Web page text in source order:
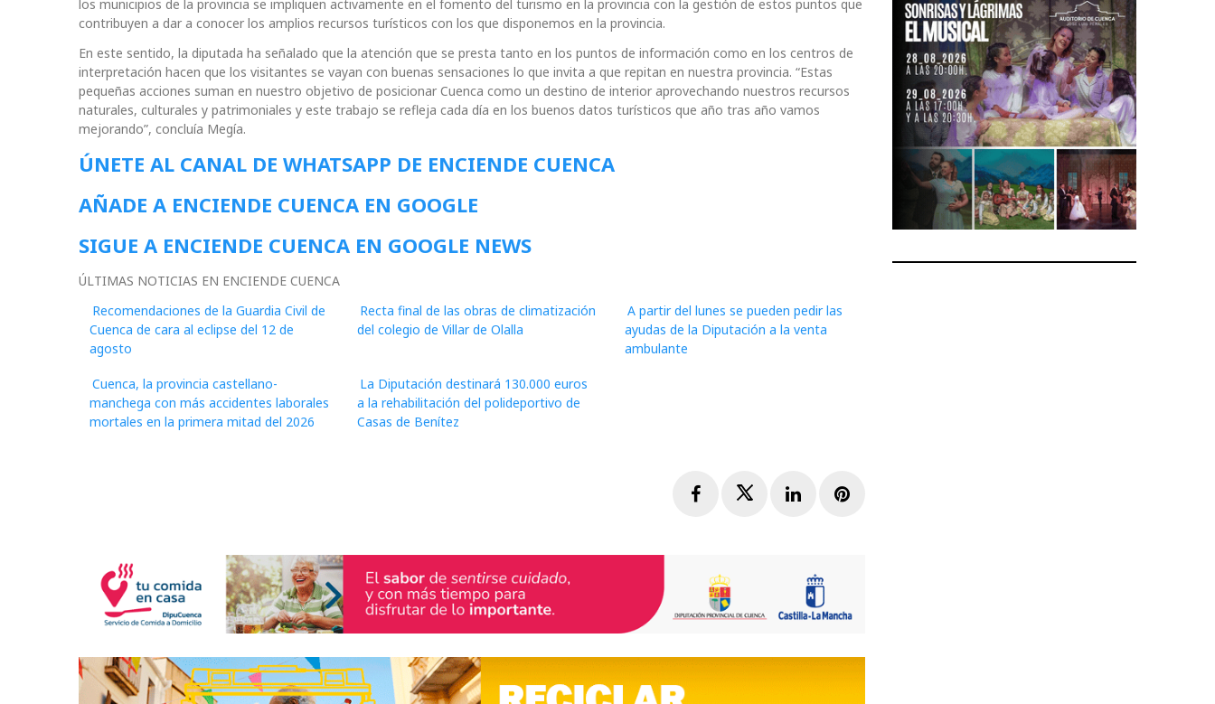
los municipios de la provincia se impliquen activamente en el fomento del turismo en la provincia con la gestión de estos puntos que
contribuyen a dar a conocer los amplios recursos turísticos con los que disponemos en la provincia.
En este sentido, la diputada ha señalado que la atención que se presta tanto en los puntos de información como en los centros de
interpretación hacen que los visitantes se vayan con buenas sensaciones lo que invita a que repitan en nuestra provincia. “Estas
pequeñas acciones suman en nuestro objetivo de posicionar Cuenca como un destino de interior aprovechando nuestros recursos
naturales, culturales y patrimoniales y este trabajo se refleja cada día en los buenos datos turísticos que año tras año vamos
mejorando”, concluía Megía.
ÚNETE AL CANAL DE WHATSAPP DE ENCIENDE CUENCA
AÑADE A ENCIENDE CUENCA EN GOOGLE
SIGUE A ENCIENDE CUENCA EN GOOGLE NEWS
ÚLTIMAS NOTICIAS EN ENCIENDE CUENCA
Recomendaciones de la Guardia Civil de
Cuenca de cara al eclipse del 12 de
agosto
Recta final de las obras de climatización
del colegio de Villar de Olalla
A partir del lunes se pueden pedir las
ayudas de la Diputación a la venta
ambulante
Cuenca, la provincia castellano-
manchega con más accidentes laborales
mortales en la primera mitad del 2026
La Diputación destinará 130.000 euros
a la rehabilitación del polideportivo de
Casas de Benítez
FacebookTwitterLinkedInPinterest